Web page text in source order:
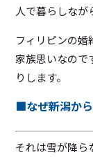
人で暮らしなが
フィリピンの婚
家族思いなので
りします。
■なぜ新潟か
それは雪が降ら